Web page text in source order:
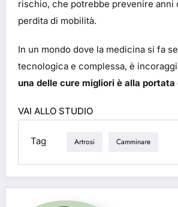
rischio, che potrebbe prevenire anni
perdita di mobilità.
In un mondo dove la medicina si fa
tecnologica e complessa, è
una delle cure migliori è alla
VAI ALLO STUDIO
Tag Artrosi Camminare